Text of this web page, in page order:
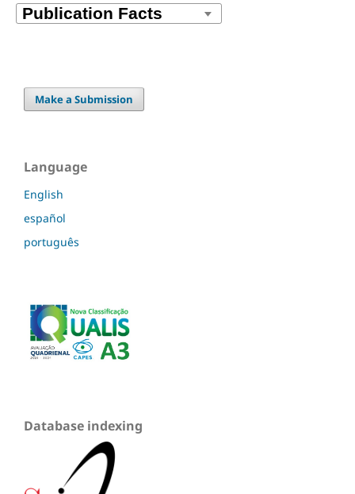
Make a Submission
Language
English
español
português
Database indexing